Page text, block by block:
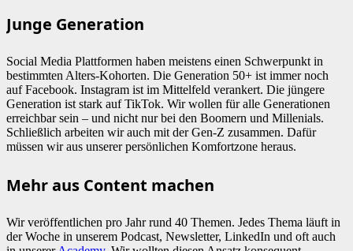
Junge Generation
Social Media Plattformen haben meistens einen Schwerpunkt in
bestimmten Alters-Kohorten. Die Generation 50+ ist immer noch
auf Facebook. Instagram ist im Mittelfeld verankert. Die jüngere
Generation ist stark auf TikTok. Wir wollen für alle Generationen
erreichbar sein – und nicht nur bei den Boomern und Millenials.
Schließlich arbeiten wir auch mit der Gen-Z zusammen. Dafür
müssen wir aus unserer persönlichen Komfortzone heraus.
Mehr aus Content machen
Wir veröffentlichen pro Jahr rund 40 Themen. Jedes Thema läuft in
der Woche in unserem Podcast, Newsletter, LinkedIn und oft auch